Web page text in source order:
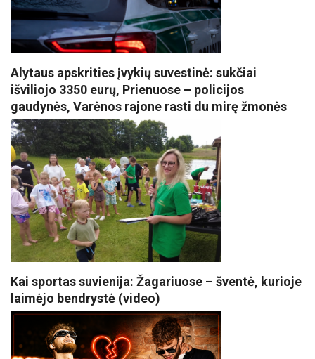
Alytaus apskrities įvykių suvestinė: sukčiai
išviliojo 3350 eurų, Prienuose – policijos
gaudynės, Varėnos rajone rasti du mirę žmonės
Kai sportas suvienija: Žagariuose – šventė, kurioje
laimėjo bendrystė (video)